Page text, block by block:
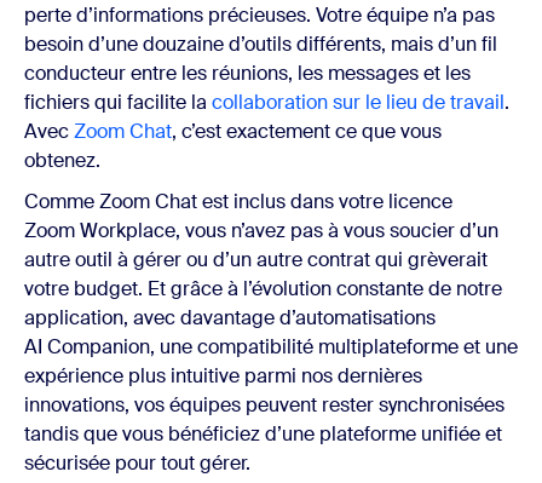
perte d’informations précieuses. Votre équipe n’a pas
besoin d’une douzaine d’outils différents, mais d’un fil
conducteur entre les réunions, les messages et les
fichiers qui facilite la collaboration sur le lieu de travail.
AvecZoom Chat, c’est exactement ce que vous
obtenez.
Comme Zoom Chat est inclus dans votre licence
Zoom Workplace, vous n’avez pas à vous soucier d’un
autre outil à gérer ou d’un autre contrat qui grèverait
votre budget. Et grâce à l’évolution constante de notre
application, avec davantage d’automatisations
AI Companion, une compatibilité multiplateforme et une
expérience plus intuitive parmi nos dernières
innovations, vos équipes peuvent rester synchronisées
tandis que vous bénéficiez d’une plateforme unifiée et
sécurisée pour tout gérer.